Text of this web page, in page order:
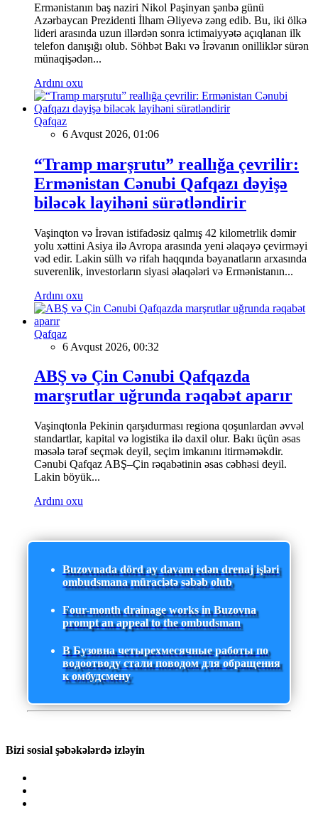
Ermənistanın baş naziri Nikol Paşinyan şənbə günü
Azərbaycan Prezidenti İlham Əliyevə zəng edib. Bu, iki ölkə
lideri arasında uzun illərdən sonra ictimaiyyətə açıqlanan ilk
telefon danışığı olub. Söhbət Bakı və İrəvanın onilliklər sürən
münaqişədən...
Ardını oxu
Qafqaz
6 Avqust 2026, 01:06
“Tramp marşrutu” reallığa çevrilir:
Ermənistan Cənubi Qafqazı dəyişə
biləcək layihəni sürətləndirir
Vaşinqton və İrəvan istifadəsiz qalmış 42 kilometrlik dəmir
yolu xəttini Asiya ilə Avropa arasında yeni əlaqəyə çevirməyi
vəd edir. Lakin sülh və rifah haqqında bəyanatların arxasında
suverenlik, investorların siyasi əlaqələri və Ermənistanın...
Ardını oxu
Qafqaz
6 Avqust 2026, 00:32
ABŞ və Çin Cənubi Qafqazda
marşrutlar uğrunda rəqabət aparır
Vaşinqtonla Pekinin qarşıdurması regiona qoşunlardan əvvəl
standartlar, kapital və logistika ilə daxil olur. Bakı üçün əsas
məsələ tərəf seçmək deyil, seçim imkanını itirməməkdir.
Cənubi Qafqaz ABŞ–Çin rəqabətinin əsas cəbhəsi deyil.
Lakin böyük...
Ardını oxu
Buzovnada dörd ay davam edən drenaj işləri
ombudsmana müraciətə səbəb olub
Four-month drainage works in Buzovna
prompt an appeal to the ombudsman
В Бузовна четырехмесячные работы по
водоотводу стали поводом для обращения
к омбудсмену
Bizi sosial şəbəkələrdə izləyin